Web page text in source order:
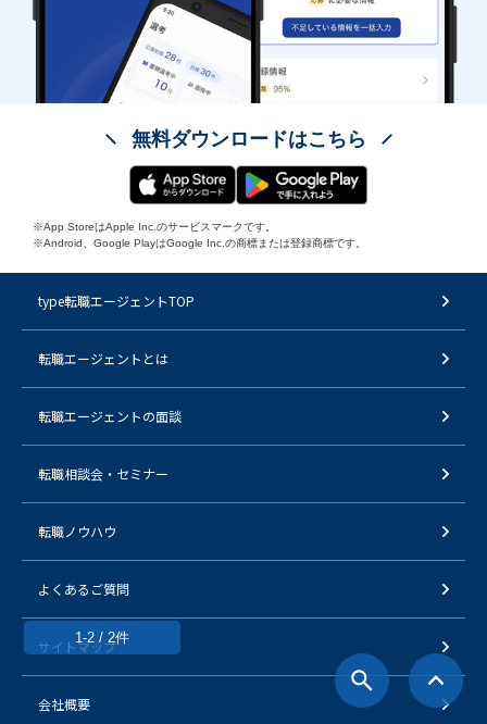
1-2 / 2件
無料ダウンロードはこちら
※App StoreはApple Inc.のサービスマークです。
※Android、Google PlayはGoogle Inc.の商標または登録商標です。
type転職エージェントTOP
転職エージェントとは
転職エージェントの面談
転職相談会・セミナー
転職ノウハウ
よくあるご質問
サイトマップ
会社概要